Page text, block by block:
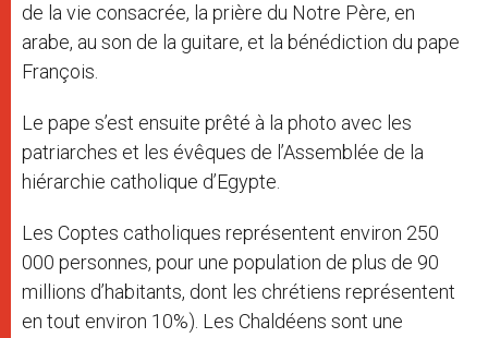
de la vie consacrée, la prière du Notre Père, en
arabe, au son de la guitare, et la bénédiction du pape
François.
Le pape s’est ensuite prêté à la photo avec les
patriarches et les évêques de l’Assemblée de la
hiérarchie catholique d’Egypte.
Les Coptes catholiques représentent environ 250
000 personnes, pour une population de plus de 90
millions d’habitants, dont les chrétiens représentent
en tout environ 10%). Les Chaldéens sont une